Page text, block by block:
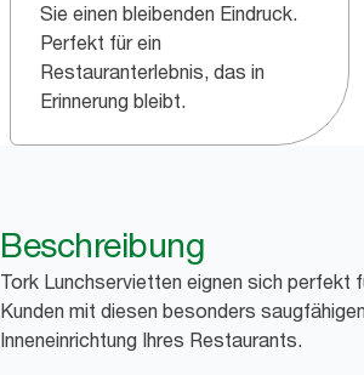
Sie einen bleibenden Eindruck.
Perfekt für ein
Restauranterlebnis, das in
Erinnerung bleibt.
Beschreibung
Tork Lunchservietten eignen sich perfekt
Kunden mit diesen besonders
Inneneinrichtung Ihres Restaurants.